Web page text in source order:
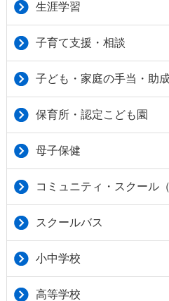
生涯学習
子育て支援・相談
子ども・家庭の手当・助
保育所・認定こども園
母子保健
コミュニティ・スクール
スクールバス
小中学校
高等学校